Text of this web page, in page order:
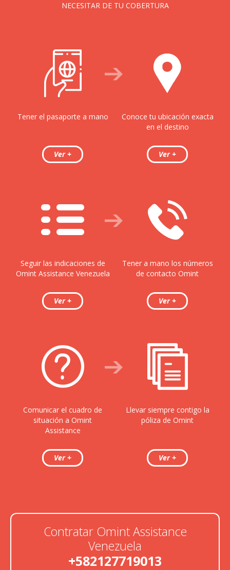
NECESITAR DE TU COBERTURA
Tener el pasaporte a mano
Conoce tu ubicación exacta
en el destino
Seguir las indicaciones de
Omint Assistance Venezuela
Tener a mano los números
de contacto Omint
Comunicar el cuadro de
situación a Omint
Assistance
Llevar siempre contigo la
póliza de Omint
Contratar Omint Assistance
Venezuela
+582127719013